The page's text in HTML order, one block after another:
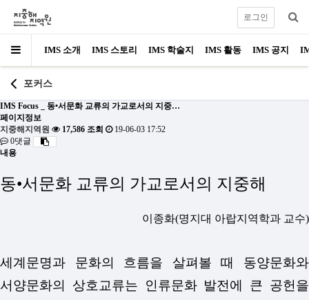
IMS 소개 IMS 스토리 IMS 학술지 IMS 활동 IMS 공지
로그인
포커스
IMS Focus _ 동•서문화 교류의 가교로서의 지중…
페이지정보
지중해지역원
17,586 조회
19-06-03 17:52
0댓글
내용
동•서문화 교류의 가교로서의 지중해
이종화(명지대 아랍지역학과 교수)
세계문명과 문화의 흐름을 살펴볼 때 동양문화와
서양문화의 상호교류는 인류문화 발전에 큰 공헌을